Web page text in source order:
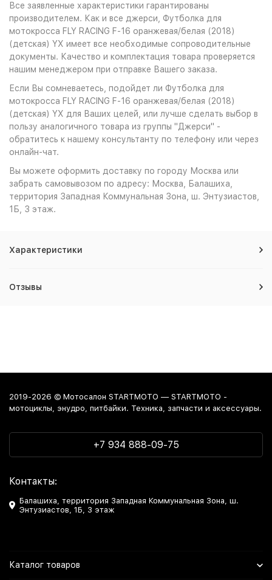
Все заявленные характеристики гарантированы
производителем. Как и все джерси, Футболка для
мотокросса FLY RACING F-16 оранжевая/белая (2018)
(детская) YX имеет все необходимые сопроводительные
документы. Качество и комплектация товара проверяется
нашим менеджером при отправке Вашего заказа.
Если Вы сомневаетесь, подойдет ли Футболка для
мотокросса FLY RACING F-16 оранжевая/белая (2018)
(детская) YX для Ваших целей, или лучше сделать выбор в
пользу аналогичного товара из группы "Джерси" -
обратитесь к нашему консультанту по телефону или через
онлайн-чат.
Вы можете оформить доставку по городу Москва или
забрать самовывозом по адресу: Москва, Балашиха,
территория Западная Коммунальная Зона, ш. Энтузиастов,
1Б, 3 этаж.
Характеристики
Отзывы
2019-2026 © Мотосалон STARTMOTO — STARTMOTO -
мотоциклы, энудро, питбайки. Техника, запчасти и аксессуары.
+7 934 888-09-75
Контакты:
Балашиха, территория Западная Коммунальная Зона, ш.
Энтузиастов, 1Б, 3 этаж
Каталог товаров